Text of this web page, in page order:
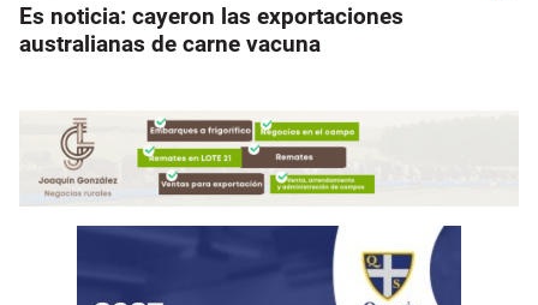
Es noticia: cayeron las exportaciones
australianas de carne vacuna